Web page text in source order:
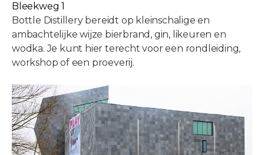
Bleekweg 1
Bottle Distillery bereidt op kleinschalige en
ambachtelijke wijze bierbrand, gin, likeuren en
wodka. Je kunt hier terecht voor een rondleiding,
workshop of een proeverij.